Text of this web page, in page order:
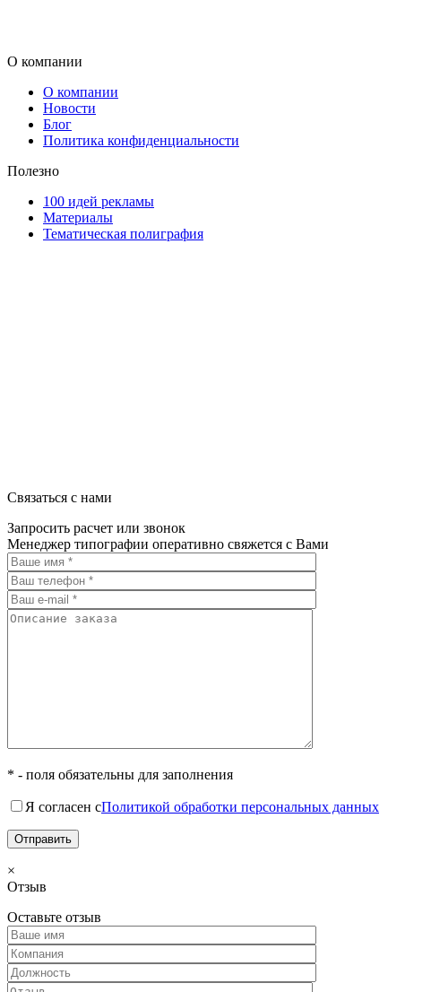
О компании
О компании
Новости
Блог
Политика конфиденциальности
Полезно
100 идей рекламы
Материалы
Тематическая полиграфия
Связаться с нами
Запросить расчет или звонок
Менеджер типографии оперативно свяжется с Вами
* - поля обязательны для заполнения
Я согласен сПолитикой обработки персональных данных
×
Отзыв
Оставьте отзыв